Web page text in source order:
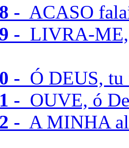
- ACASO
- LIVRA-ME,
- Ó DEUS, tu
- OUVE, ó
- A MINHA